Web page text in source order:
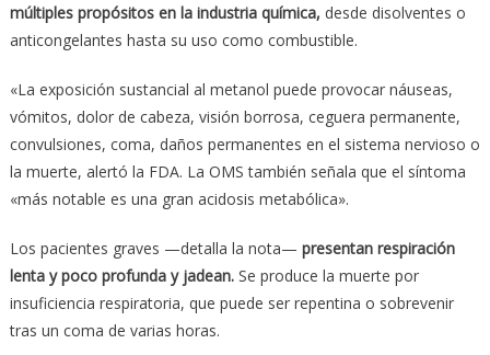
múltiples propósitos en la industria química, desde disolventes o
anticongelantes hasta su uso como combustible.
«La exposición sustancial al metanol puede provocar náuseas,
vómitos, dolor de cabeza, visión borrosa, ceguera permanente,
convulsiones, coma, daños permanentes en el sistema nervioso o
la muerte, alertó la FDA. La OMS también señala que el síntoma
«más notable es una gran acidosis metabólica».
Los pacientes graves —detalla la nota— presentan respiración
lenta y poco profunda y jadean.Se produce la muerte por
insuficiencia respiratoria, que puede ser repentina o sobrevenir
tras un coma de varias horas.